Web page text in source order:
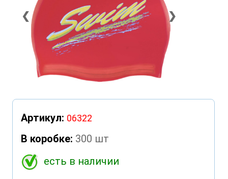
❮ ❯
Артикул: 06322
В коробке: 300 шт
есть в наличии